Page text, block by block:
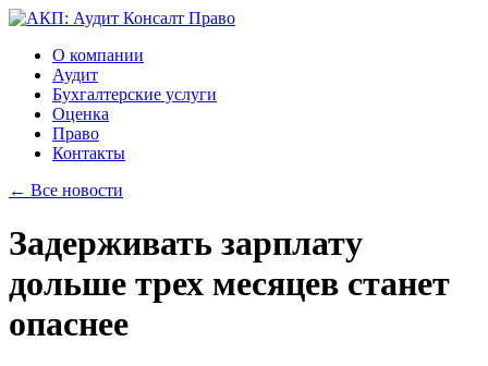
О компании
Аудит
Бухгалтерские услуги
Оценка
Право
Контакты
← Все новости
Задерживать зарплату
дольше трех месяцев станет
опаснее